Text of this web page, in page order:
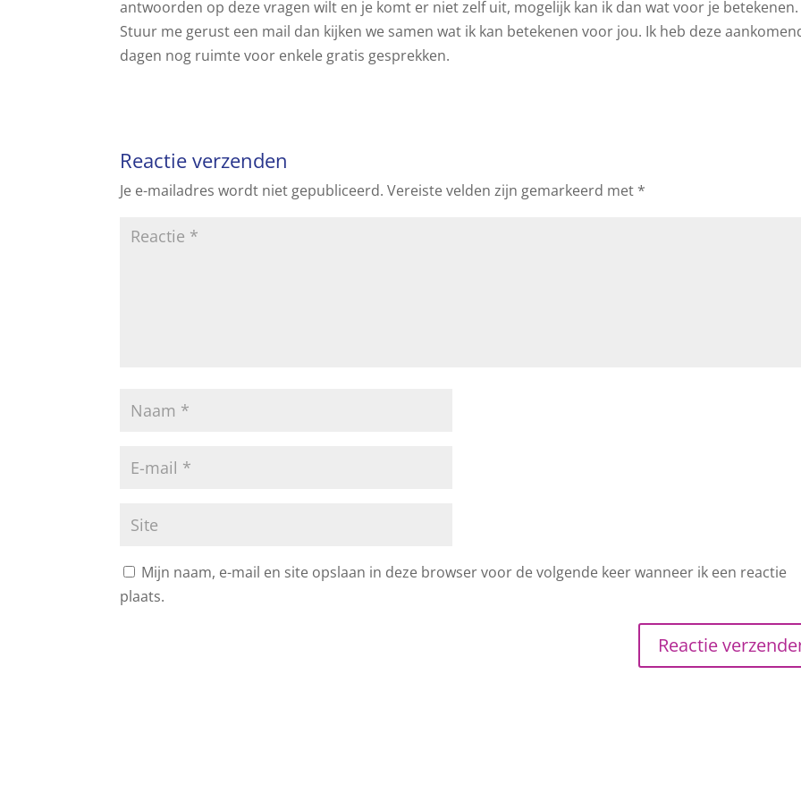
antwoorden op deze vragen wilt en je komt er niet zelf uit, mogelijk kan ik dan wat voor je betekenen.
Stuur me gerust een mail dan kijken we samen wat ik kan betekenen voor jou. Ik heb deze
dagen nog ruimte voor enkele gratis gesprekken.
Reactie verzenden
Je e-mailadres wordt niet gepubliceerd. Vereiste velden zijn gemarkeerd met *
Mijn naam, e-mail en site opslaan in deze browser voor de volgende keer wanneer ik een reactie
plaats.